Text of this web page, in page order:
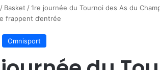
/ Basket /1re journée du Tournoi des As du
frappent d’entrée
Omnisport